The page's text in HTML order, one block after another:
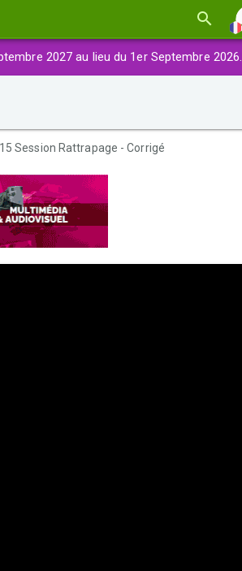
2027 au lieu du 1er Septembre 2026.
Session Rattrapage - Corrigé